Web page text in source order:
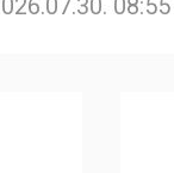
08:55